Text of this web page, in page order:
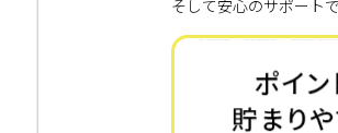
そして安心のサポート